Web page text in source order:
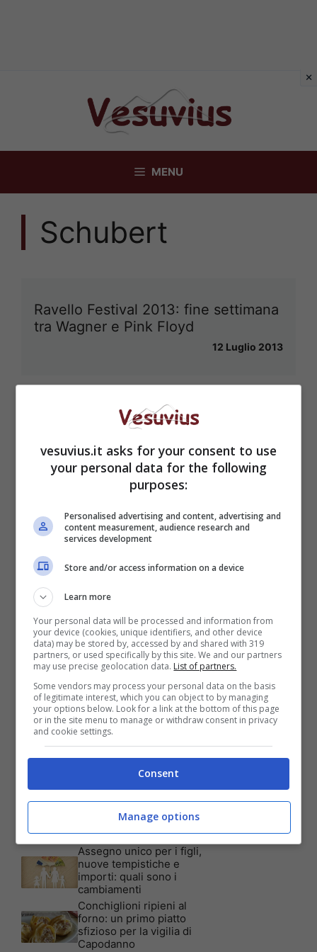
MENU
Schubert
Ravello Festival 2013: fine settimana
tra Wagner e Pink Floyd
12 Luglio 2013
Articoli recenti
Assicurazione auto: ecco le
garanzie accessorie più
richieste dagli italiani
Test Visivo: Quanti Cani
vedi nella foto? Hai 30
secondi per essere un
genio!
Batterie al sale marino: 4
volte la capacità di quelle al
litio
è imperdibile: a quali utenti
è rivolta
Assegno unico per i figli,
nuove tempistiche e
importi: quali sono i
cambiamenti
Conchiglioni ripieni al
forno: un primo piatto
sfizioso per la vigilia di
Capodanno
vesuvius.it asks for your consent to use
your personal data for the following
purposes:
Personalised advertising and content, advertising and
content measurement, audience research and
services development
Store and/or access information on a device
Learn more
Your personal data will be processed and information from
your device (cookies, unique identifiers, and other device
data) may be stored by, accessed by and shared with 319
partners, or used specifically by this site. We and our partners
may use precise geolocation data. List of partners.
Some vendors may process your personal data on the basis
of legitimate interest, which you can object to by managing
your options below. Look for a link at the bottom of this page
or in the site menu to manage or withdraw consent in privacy
and cookie settings.
Consent
Manage options